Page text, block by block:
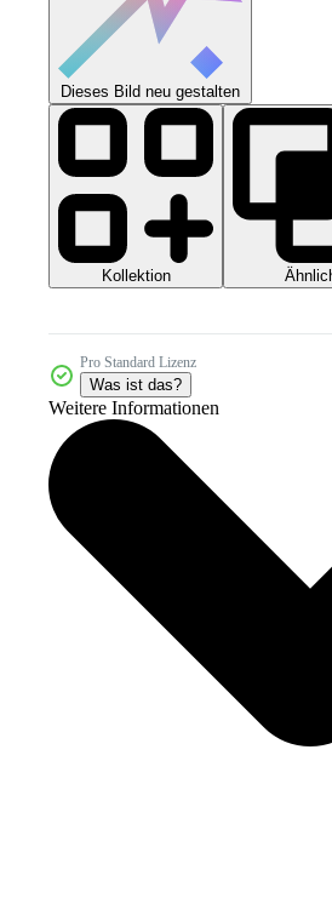
Dieses Bild neu gestalten
Kollektion
Pro Standard Lizenz
Was ist das?
Weitere Informationen